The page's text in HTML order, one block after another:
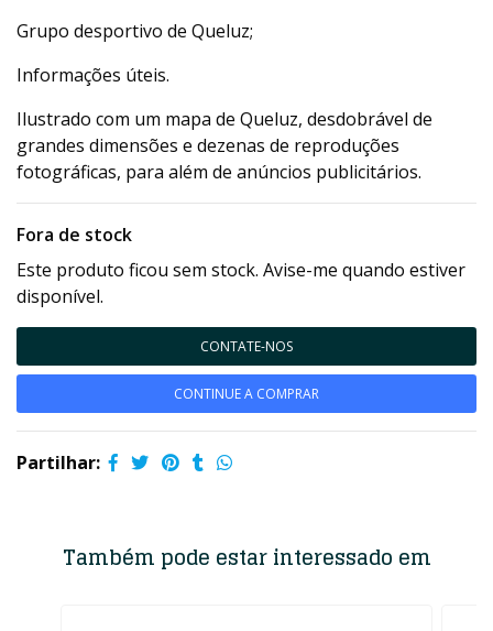
Grupo desportivo de Queluz;
Informações úteis.
Ilustrado com um mapa de Queluz, desdobrável de
grandes dimensões e dezenas de reproduções
fotográficas, para além de anúncios publicitários.
Fora de stock
Este produto ficou sem stock. Avise-me quando estiver
disponível.
CONTATE-NOS
CONTINUE A COMPRAR
Partilhar:
Também pode estar interessado em